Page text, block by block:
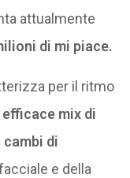
attualmente
di mi piace.
per il ritmo
efficace mix di
di
e della